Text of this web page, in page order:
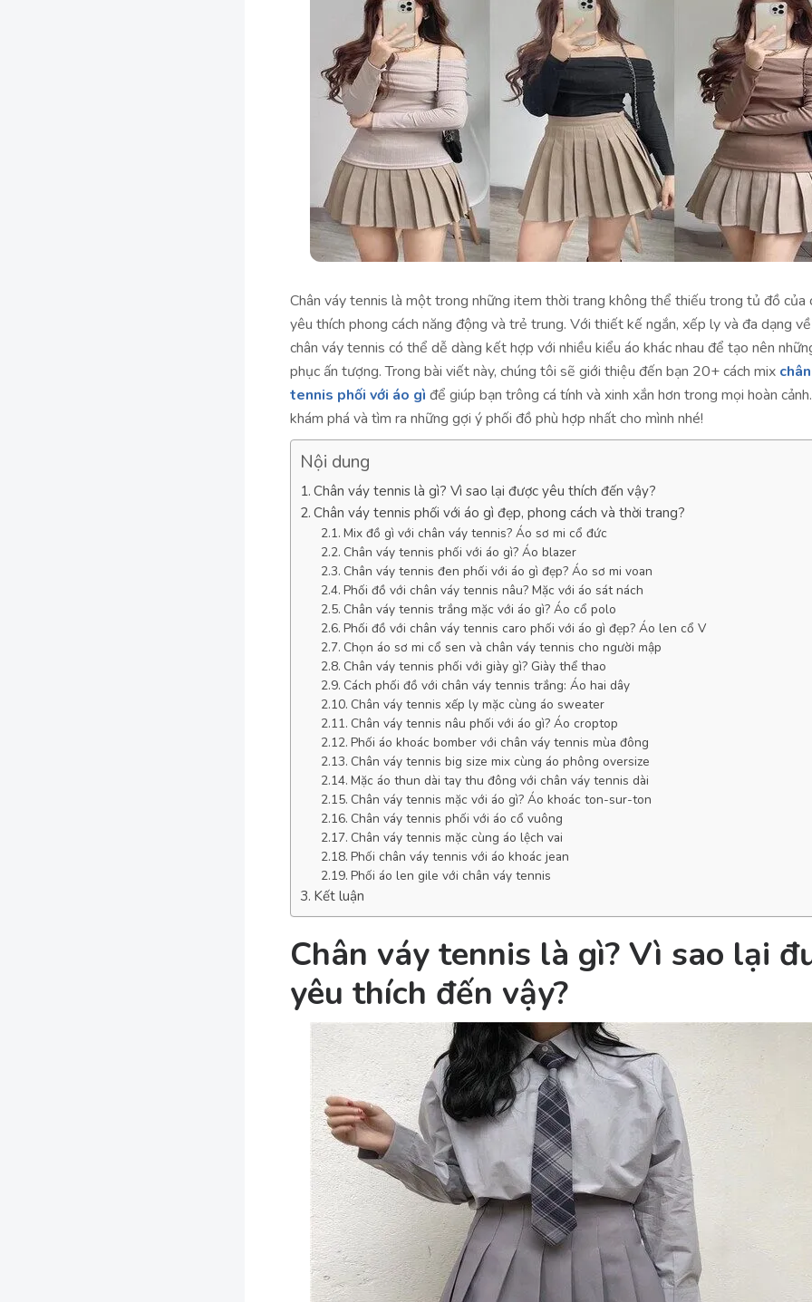
Chân váy tennis là một trong những item thời trang không thể thiếu trong tủ đồ của
yêu thích phong cách năng động và trẻ trung. Với thiết kế ngắn, xếp ly và đa dạng
chân váy tennis có thể dễ dàng kết hợp với nhiều kiểu áo khác nhau để tạo nên
phục ấn tượng. Trong bài viết này, chúng tôi sẽ giới thiệu đến bạn 20+ cách mix
tennis phối với áo gì để giúp bạn trông cá tính và xinh xắn hơn trong mọi hoàn
khám phá và tìm ra những gợi ý phối đồ phù hợp nhất cho mình nhé!
Nội dung
Chân váy tennis là gì? Vì sao lại được yêu thích đến vậy?
Chân váy tennis phối với áo gì đẹp, phong cách và thời trang?
Mix đồ gì với chân váy tennis? Áo sơ mi cổ đức
Chân váy tennis phối với áo gì? Áo blazer
Chân váy tennis đen phối với áo gì đẹp? Áo sơ mi voan
Phối đồ với chân váy tennis nâu? Mặc với áo sát nách
Chân váy tennis trắng mặc với áo gì? Áo cổ polo
Phối đồ với chân váy tennis caro phối với áo gì đẹp? Áo len cổ V
Chọn áo sơ mi cổ sen và chân váy tennis cho người mập
Chân váy tennis phối với giày gì? Giày thể thao
Cách phối đồ với chân váy tennis trắng: Áo hai dây
Chân váy tennis xếp ly mặc cùng áo sweater
Chân váy tennis nâu phối với áo gì? Áo croptop
Phối áo khoác bomber với chân váy tennis mùa đông
Chân váy tennis big size mix cùng áo phông oversize
Mặc áo thun dài tay thu đông với chân váy tennis dài
Chân váy tennis mặc với áo gì? Áo khoác ton-sur-ton
Chân váy tennis phối với áo cổ vuông
Chân váy tennis mặc cùng áo lệch vai
Phối chân váy tennis với áo khoác jean
Phối áo len gile với chân váy tennis
Kết luận
Chân váy tennis là gì? Vì sao lại
yêu thích đến vậy?